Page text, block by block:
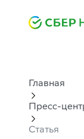
Главная
Пресс-
Статья